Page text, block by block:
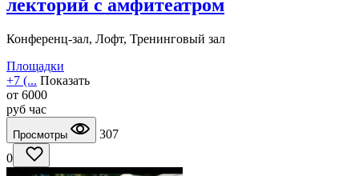
лекторий с амфитеатром
Конференц-зал, Лофт, Тренинговый зал
Площадки
+7 (... Показать
от 6000
руб час
Просмотры
307
0